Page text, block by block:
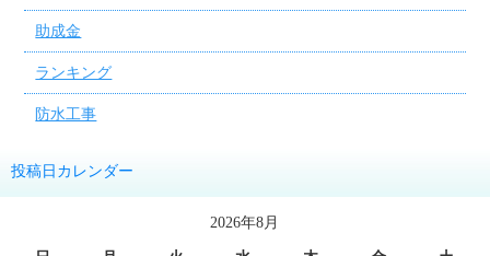
助成金
ランキング
防水工事
投稿日カレンダー
2026年8月